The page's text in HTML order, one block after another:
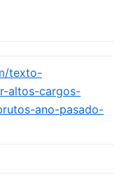
texto-
altos-cargos-
ano-pasado-